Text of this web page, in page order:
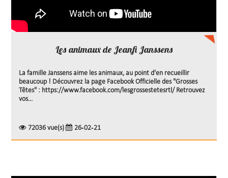
Les animaux de Jeanfi Janssens
La famille Janssens aime les animaux, au point d'en recueillir
beaucoup ! Découvrez la page Facebook Officielle des "Grosses
Têtes" : https://www.facebook.com/lesgrossestetesrtl/ Retrouvez
vos...
72036 vue(s) 26-02-21